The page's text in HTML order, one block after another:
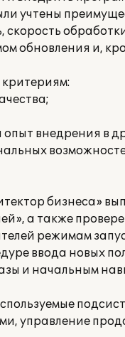
учтены
скорость
обновления и,
внедрения в
бизнеса»
а также
режимам
ввода новых
и начальным
управление